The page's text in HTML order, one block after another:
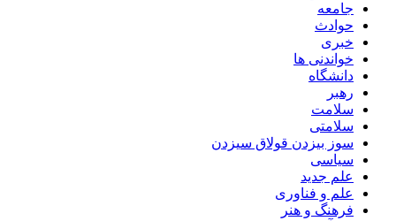
جامعه
حوادث
خبری
خواندنی ها
دانشگاه
رهبر
سلامت
سلامتی
سوز بیزدن قولاق سیزدن
سیاسی
علم جدید
علم و فناوری
فرهنگ و هنر